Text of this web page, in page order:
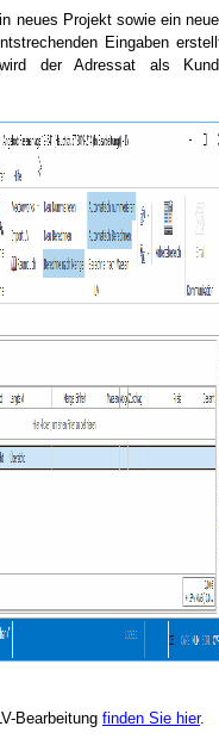
neues Projekt sowie ein
Eingaben
der Adressat als
Bearbeitung finden Sie hier.